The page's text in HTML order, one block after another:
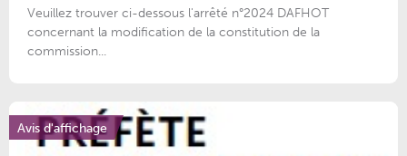
Veuillez trouver ci-dessous l'arrêté n°2024 DAFHOT
concernant la modification de la constitution de la
commission...
Avis d'affichage